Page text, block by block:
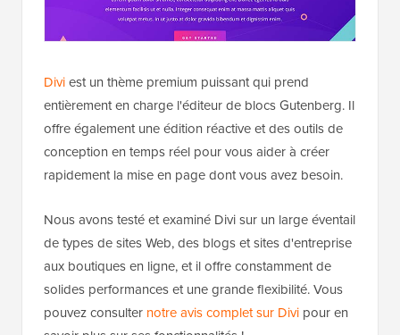
Diviest un thème premium puissant qui prend
entièrement en charge l'éditeur de blocs Gutenberg. Il
offre également une édition réactive et des outils de
conception en temps réel pour vous aider à créer
rapidement la mise en page dont vous avez besoin.
Nous avons testé et examiné Divi sur un large éventail
de types de sites Web, des blogs et sites d'entreprise
aux boutiques en ligne, et il offre constamment de
solides performances et une grande flexibilité. Vous
pouvez consulter notre avis complet sur Divi pour en